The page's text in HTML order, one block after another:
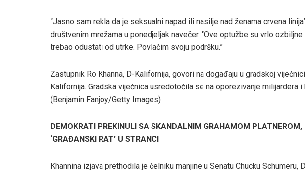
“Jasno sam rekla da je seksualni napad ili nasilje nad ženama crvena
društvenim mrežama u ponedjeljak navečer. “Ove optužbe su vrlo
trebao odustati od utrke. Povlačim svoju podršku.”
Zastupnik Ro Khanna, D-Kalifornija, govori na događaju u gradskoj
Kalifornija. Gradska vijećnica usredotočila se na oporezivanje milijardera
(Benjamin Fanjoy/Getty Images)
DEMOKRATI PREKINULI SA SKANDALNIM GRAHAMOM
‘GRAĐANSKI RAT’ U STRANCI
Khannina izjava prethodila je čelniku manjine u Senatu Chucku Schumeru,